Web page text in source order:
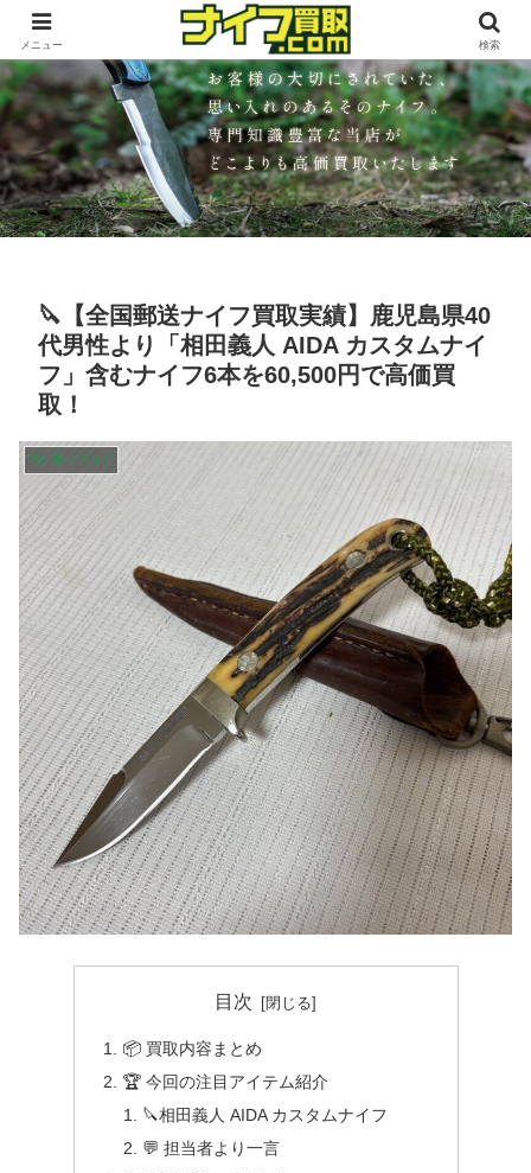
🔪【全国郵送ナイフ買取実績】鹿児島県40
代男性より「相田義人 AIDA カスタムナイ
フ」含むナイフ6本を60,500円で高価買
取！
買い取りブログ
目次
📦 買取内容まとめ
🏆 今回の注目アイテム紹介
🔪相田義人 AIDA カスタムナイフ
💬 担当者より一言
メニュー 検索